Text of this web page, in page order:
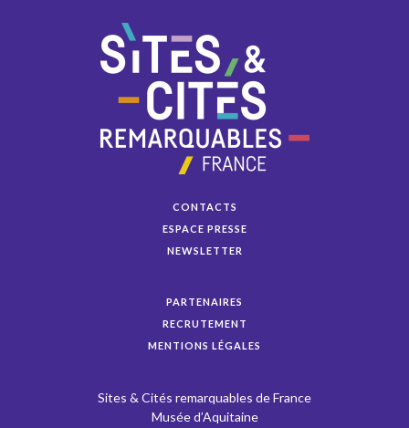
CONTACTS
ESPACE PRESSE
NEWSLETTER
PARTENAIRES
RECRUTEMENT
MENTIONS LÉGALES
Sites & Cités remarquables de France
Musée d’Aquitaine